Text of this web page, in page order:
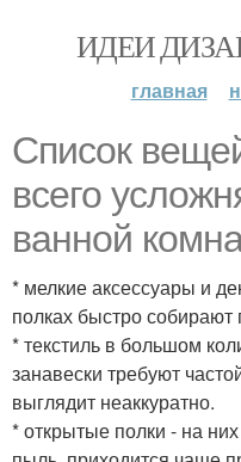
ИДЕИ
главная
Список
всего
ванной
* мелкие аксессуары и
полках быстро
* текстиль в большом
занавески требуют
выглядит неаккуратно.
* открытые полки - на